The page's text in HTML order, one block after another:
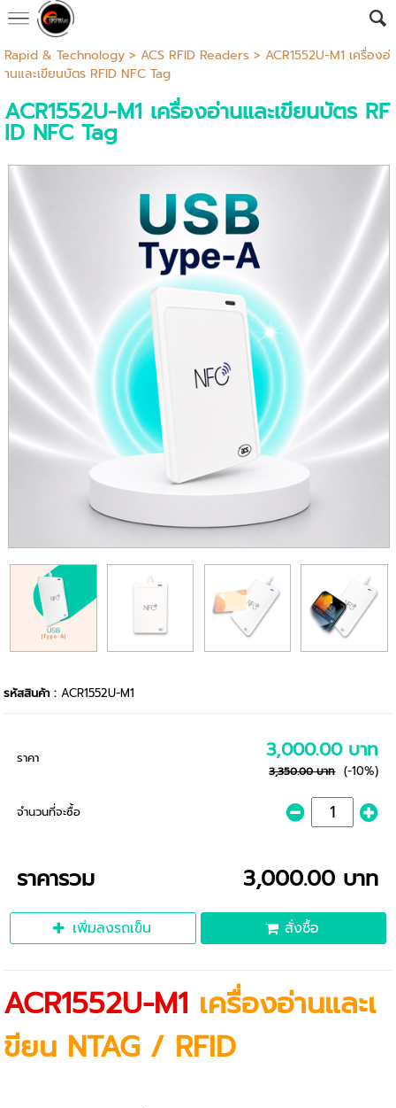
Rapid & Technology> ACS RFID Readers > ACR1552U-M1 เครื่องอ่
านและเขียนบัตร RFID NFC Tag
ACR1552U-M1 เครื่องอ่านและเขียนบัตร RF
ID NFC Tag
รหัสสินค้า :ACR1552U-M1
ราคา 3,000.00 บาท
3,350.00 บาท (-10%)
จำนวนที่จะซื้อ
ราคารวม 3,000.00 บาท
เพิ่มลงรถเข็น สั่งซื้อ
ACR1552U-M1 เครื่องอ่านและเ
ขียน NTAG / RFID